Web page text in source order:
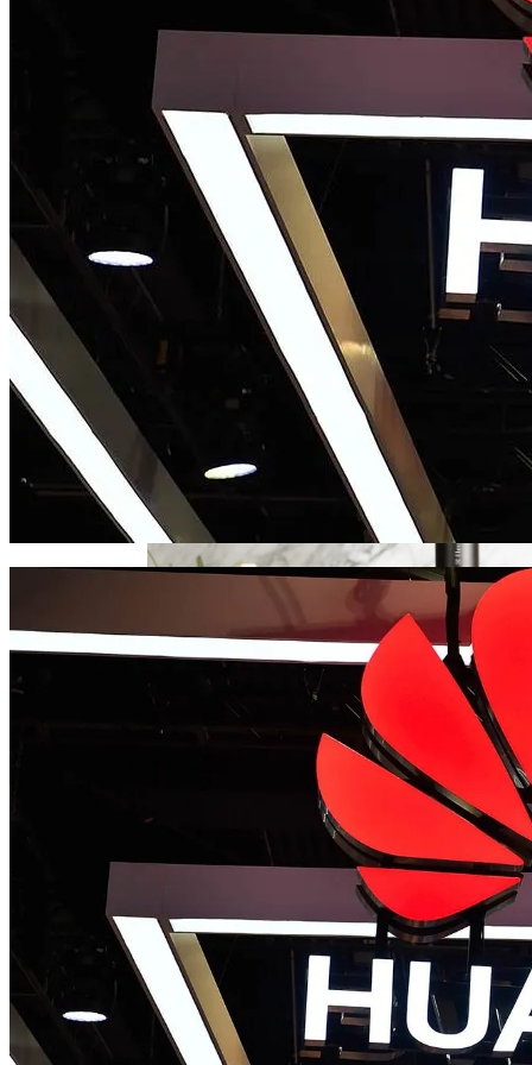
Телескоп «Хаббл» Показал Необычную
Галактику
Ученые Назвали Новую Смертельную
Угрозу Для Человечества
В Нидерландах Придумали Способ
Очистить Реки От Пластика
Як Збільшити Продуктивність IPad
Google Вновь Привлекут К
Ответственности За Повторное
Неудаление Запрещённых Материалов
Идеальный Помощник На Кухне: Как
Выбрать Хороший Блендер